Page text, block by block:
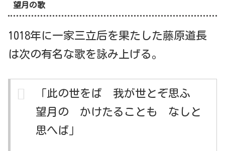
望月の歌
1018年に一家三立后を果たした藤原道長
は次の有名な歌を詠み上げる。
「此の世をば 我が世とぞ思ふ
望月の かけたることも なしと
思へば」